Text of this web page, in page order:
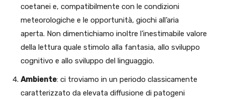
coetanei e, compatibilmente con le condizioni
meteorologiche e le opportunità, giochi all’aria
aperta. Non dimentichiamo inoltre l’inestimabile valore
della lettura quale stimolo alla fantasia, allo sviluppo
cognitivo e allo sviluppo del linguaggio.
Ambiente: ci troviamo in un periodo classicamente
caratterizzato da elevata diffusione di patogeni